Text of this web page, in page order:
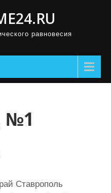
равновесия
№1
Ставрополь